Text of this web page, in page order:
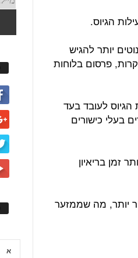
הגיוס.
יותר להגיש
פרסום בלוחות
לעובד בעד
בעלי כישורים
זמן בריאיון
יותר, מה שממזער
א